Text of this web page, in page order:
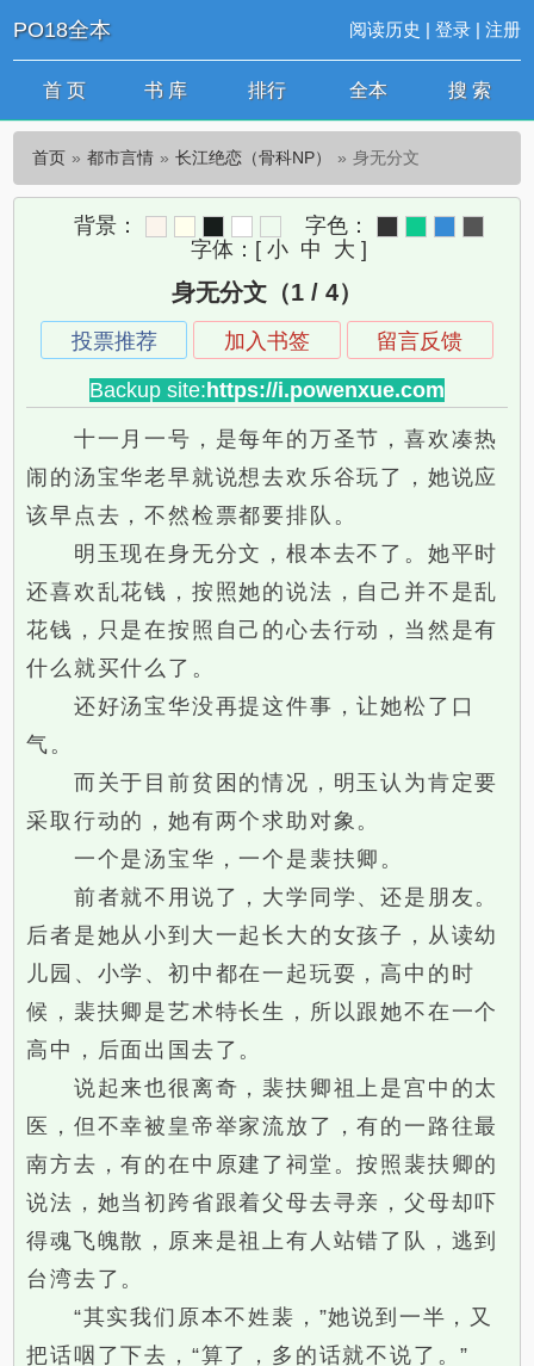
PO18全本 阅读历史 | 登录| 注册
首 页 书 库 排行 全本 搜 索
首页 都市言情 长江绝恋（骨科NP） 身无分文
背景：
字色：
字体： [ 小 中 大 ]
身无分文（1 / 4）
投票推荐 加入书签 留言反馈
Backup site: https://i.powenxue.com
十一月一号，是每年的万圣节，喜欢凑热
闹的汤宝华老早就说想去欢乐谷玩了，她说应
该早点去，不然检票都要排队。
明玉现在身无分文，根本去不了。她平时
还喜欢乱花钱，按照她的说法，自己并不是乱
花钱，只是在按照自己的心去行动，当然是有
什么就买什么了。
还好汤宝华没再提这件事，让她松了口
气。
而关于目前贫困的情况，明玉认为肯定要
采取行动的，她有两个求助对象。
一个是汤宝华，一个是裴扶卿。
前者就不用说了，大学同学、还是朋友。
后者是她从小到大一起长大的女孩子，从读幼
儿园、小学、初中都在一起玩耍，高中的时
候，裴扶卿是艺术特长生，所以跟她不在一个
高中，后面出国去了。
说起来也很离奇，裴扶卿祖上是宫中的太
医，但不幸被皇帝举家流放了，有的一路往最
南方去，有的在中原建了祠堂。按照裴扶卿的
说法，她当初跨省跟着父母去寻亲，父母却吓
得魂飞魄散，原来是祖上有人站错了队，逃到
台湾去了。
“其实我们原本不姓裴，”她说到一半，又
把话咽了下去，“算了，多的话就不说了。”